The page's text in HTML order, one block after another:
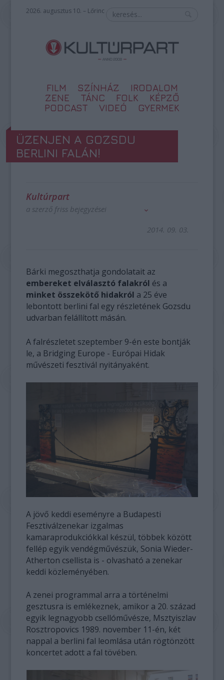
2026. augusztus 10. – Lőrinc
FILM SZÍNHÁZ
IRODALOM
ZENE
TÁNC FOLK
KÉPZŐ
PODCAST
VIDEÓ GYERMEK
ÜZENJEN A GOZSDU
BERLINI FALÁN!
Kultúrpart
a szerző friss bejegyzései
2014. 09. 03.
Bárki megoszthatja gondolatait az
embereket elválasztó falakról és a
minket összekötő hidakról a 25 éve
lebontott berlini fal egy részletének Gozsdu
udvarban felállított másán.
A falrészletet szeptember 9-én este bontják
le, a Bridging Europe - Európai Hidak
művészeti fesztivál nyitányaként.
A jövő keddi eseményre a Budapesti
Fesztiválzenekar izgalmas
kamaraprodukciókkal készül, többek között
fellép egyik vendégművészük, Sonia Wieder-
Atherton csellista is - olvasható a zenekar
keddi közleményében.
A zenei programmal arra a történelmi
gesztusra is emlékeznek, amikor a 20. század
egyik legnagyobb csellóművésze, Msztyiszlav
Rosztropovics 1989. november 11-én, két
nappal a berlini fal leomlása után rögtönzött
koncertet adott a fal tövében.